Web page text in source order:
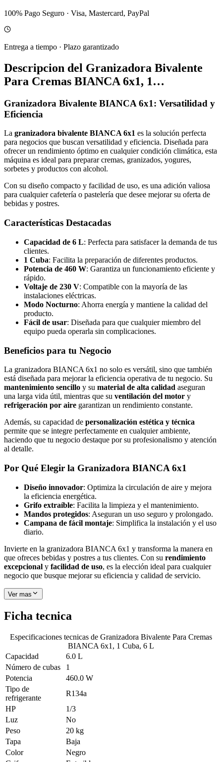
100% Pago Seguro · Visa, Mastercard, PayPal
Entrega a tiempo · Plazo garantizado
Descripcion del Granizadora Bivalente
Para Cremas BIANCA 6x1, 1…
Granizadora Bivalente BIANCA 6x1: Versatilidad y
Eficiencia
La granizadora bivalente BIANCA 6x1 es la solución perfecta
para negocios que buscan versatilidad y eficiencia. Diseñada para
ofrecer un rendimiento óptimo en cualquier condición climática, esta
máquina es ideal para preparar cremas, granizados, yogures,
sorbetes y productos con alcohol.
Con su diseño compacto y facilidad de uso, es una adición valiosa
para cualquier cafetería o pastelería que desee mejorar su oferta de
bebidas y postres.
Características Destacadas
Capacidad de 6 L: Perfecta para satisfacer la demanda de tus
clientes.
1 Cuba: Facilita la preparación de diferentes productos.
Potencia de 460 W: Garantiza un funcionamiento eficiente y
rápido.
Voltaje de 230 V: Compatible con la mayoría de las
instalaciones eléctricas.
Modo Nocturno: Ahorra energía y mantiene la calidad del
producto.
Fácil de usar: Diseñada para que cualquier miembro del
equipo pueda operarla sin complicaciones.
Beneficios para tu Negocio
La granizadora BIANCA 6x1 no solo es versátil, sino que también
está diseñada para mejorar la eficiencia operativa de tu negocio. Su
mantenimiento sencillo y su material de alta calidad aseguran
una larga vida útil, mientras que su ventilación del motor y
refrigeración por aire garantizan un rendimiento constante.
Además, su capacidad de personalización estética y técnica
permite que se integre perfectamente en cualquier ambiente,
haciendo que tu negocio destaque por su profesionalismo y atención
al detalle.
Por Qué Elegir la Granizadora BIANCA 6x1
Diseño innovador: Optimiza la circulación de aire y mejora
la eficiencia energética.
Grifo extraíble: Facilita la limpieza y el mantenimiento.
Mandos protegidos: Aseguran un uso seguro y prolongado.
Campana de fácil montaje: Simplifica la instalación y el uso
diario.
Invierte en la granizadora BIANCA 6x1 y transforma la manera en
que ofreces bebidas y postres a tus clientes. Con su rendimiento
excepcional y facilidad de uso, es la elección ideal para cualquier
negocio que busque mejorar su eficiencia y calidad de servicio.
Ver mas
Ficha tecnica
Especificaciones tecnicas de Granizadora Bivalente Para Cremas
BIANCA 6x1, 1 Cuba, 6 L
Capacidad
6.0 L
Número de cubas
1
Potencia
460.0 W
Tipo de
refrigerante
R134a
HP
1/3
Luz
No
Peso
20 kg
Tapa
Baja
Color
Negro